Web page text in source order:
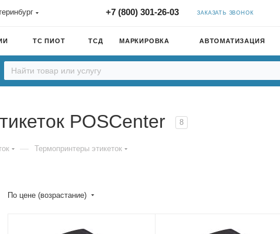
+7 (800) 301-26-03 ЗАКАЗАТЬ ЗВОНОК
ТС ПИОТ ТСД МАРКИРОВКА АВТОМАТИЗАЦИЯ
POSCenter 8
— Термопринтеры этикеток
По цене (возрастание)